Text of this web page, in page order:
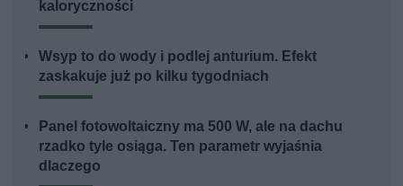
kaloryczności
Wsyp to do wody i podlej anturium. Efekt
zaskakuje już po kilku tygodniach
Panel fotowoltaiczny ma 500 W, ale na dachu
rzadko tyle osiąga. Ten parametr wyjaśnia
dlaczego